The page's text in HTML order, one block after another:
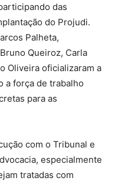
das
do Projudi.
Palheta,
Queiroz, Carla
Oliveira oficializaram a
a força de trabalho
para as
com o Tribunal e
especialmente
tratadas com